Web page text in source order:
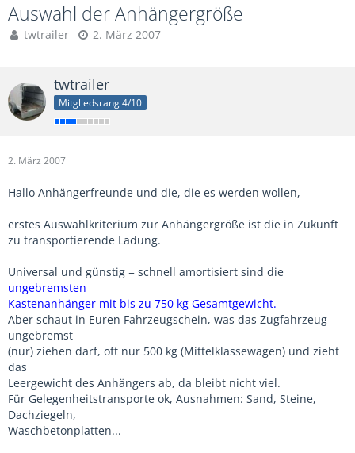
Auswahl der Anhängergröße
twtrailer 2. März 2007
twtrailer
Mitgliedsrang 4/10
2. März 2007
Hallo Anhängerfreunde und die, die es werden wollen,
erstes Auswahlkriterium zur Anhängergröße ist die in Zukunft
zu transportierende Ladung.
Universal und günstig = schnell amortisiert sind die
ungebremsten
Kastenanhänger mit bis zu 750 kg Gesamtgewicht.
Aber schaut in Euren Fahrzeugschein, was das Zugfahrzeug
ungebremst
(nur) ziehen darf, oft nur 500 kg (Mittelklassewagen) und zieht
das
Leergewicht des Anhängers ab, da bleibt nicht viel.
Für Gelegenheitstransporte ok, Ausnahmen: Sand, Steine,
Dachziegeln,
Waschbetonplatten...